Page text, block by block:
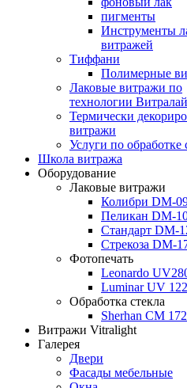
пигменты
Инструменты
витражей
Тиффани
Полимерные
Лаковые витражи по
технологии
Термически
витражи
Услуги по обработке
Школа витража
Оборудование
Лаковые витражи
Колибри DM-
Пеликан DM-
Стандарт DM-
Стрекоза DM-
Фотопечать
Leonardo
Luminar UV
Обработка стекла
Sherhan CM
Витражи Vitralight
Галерея
Двери
Фасады мебельные